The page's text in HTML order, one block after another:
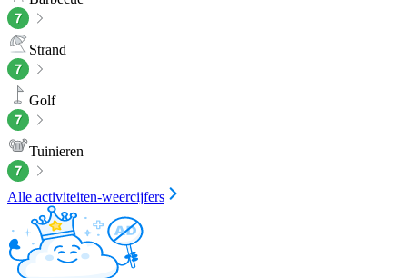
Strand
Golf
Tuinieren
Alle activiteiten-weercijfers